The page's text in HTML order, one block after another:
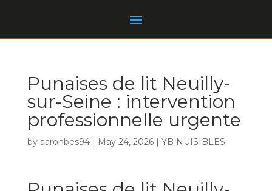
Punaises de lit Neuilly-
sur-Seine : intervention
professionnelle urgente
by aaronbes94| May 24, 2026| YB NUISIBLES